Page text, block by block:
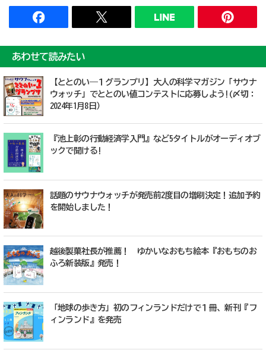
あわせて読みたい
【ととのい―１グランプリ】大人の科学マガジン「サウナ
ウォッチ」でととのい値コンテストに応募しよう!(〆切：
2024年1月8日）
『池上彰の行動経済学入門』など5タイトルがオーディオブ
ックで聞ける!
話題のサウナウォッチが発売前2度目の増刷決定！追加予約
を開始しました！
越後製菓社長が推薦！ ゆかいなおもち絵本『おもちのお
ふろ新装版』発売！
「地球の歩き方」初のフィンランドだけで１冊、新刊『フ
ィンランド』を発売